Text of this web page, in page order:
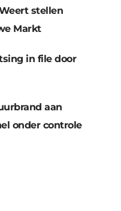
stellen
Markt
in file door
aan
onder controle